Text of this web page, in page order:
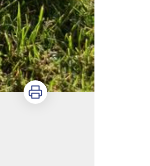
Imprimer